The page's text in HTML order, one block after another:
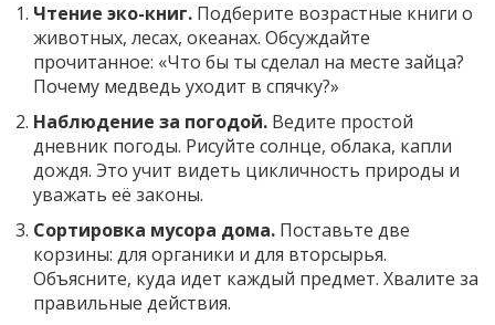
Чтение эко-книг. Подберите возрастные книги о
животных, лесах, океанах. Обсуждайте
прочитанное: «Что бы ты сделал на месте зайца?
Почему медведь уходит в спячку?»
Наблюдение за погодой. Ведите простой
дневник погоды. Рисуйте солнце, облака, капли
дождя. Это учит видеть цикличность природы и
уважать её законы.
Сортировка мусора дома. Поставьте две
корзины: для органики и для вторсырья.
Объясните, куда идет каждый предмет. Хвалите за
правильные действия.